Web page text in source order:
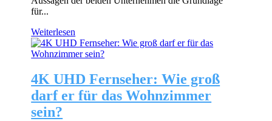
für...
Weiterlesen
4K UHD Fernseher: Wie groß
darf er für das Wohnzimmer
sein?